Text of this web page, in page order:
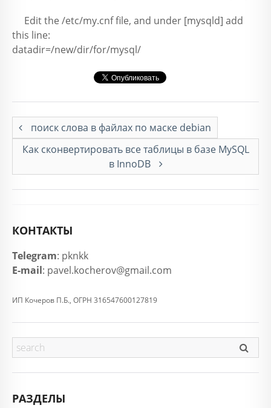
Edit the /etc/my.cnf file, and under [mysqld] add
this line:
datadir=/new/dir/for/mysql/
поиск слова в файлах по маске debian
Как сконвертировать все таблицы в базе MySQL
в InnoDB
КОНТАКТЫ
Telegram: pknkk
E-mail: pavel.kocherov@gmail.com
ИП Кочеров П.Б., ОГРН 316547600127819
РАЗДЕЛЫ